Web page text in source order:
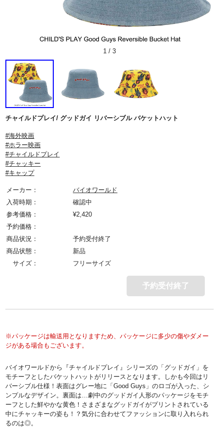
1 / 3
チャイルドプレイ/ グッドガイ リバーシブル バケットハット
#海外映画
#ホラー映画
#チャイルドプレイ
#チャッキー
#キャップ
メーカー：
バイオワールド
入荷時期：
確認中
参考価格：
¥2,420
予約価格：
商品状況：
予約受付終了
商品状態：
新品
サイズ：
フリーサイズ
予約受付終了
※パッケージは輸送用となりますため、パッケージに多少の傷やダメー
ジがある場合もございます。
バイオワールドから『チャイルドプレイ』シリーズの「グッドガイ」を
モチーフとしたバケットハットがリリースとなります。しかも今回はリ
バーシブル仕様！表面はグレー地に「Good Guys」のロゴが入った、シ
ンプルなデザイン。裏面は…劇中のグッドガイ人形のパッケージをモチ
ーフとした鮮やかな黄色！さまざまなグッドガイがプリントされている
中にチャッキーの姿も！？気分に合わせてファッションに取り入れられ
るのは◎。